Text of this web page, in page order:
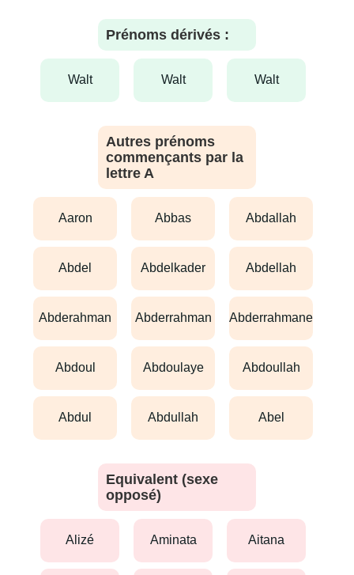
Prénoms dérivés :
walt walt walt
Autres prénoms
commençants par la
lettre A
aaron abbas abdallah
abdel abdelkader abdellah
abderahman abderrahman abderrahmane
abdoul abdoulaye abdoullah
abdul abdullah abel
Equivalent (sexe
opposé)
alizé aminata aitana